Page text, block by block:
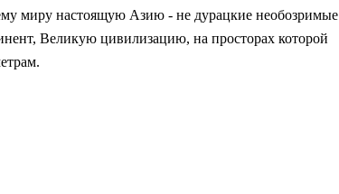
миру настоящую Азию - не дурацкие необозримые
Великую цивилизацию, на просторах которой